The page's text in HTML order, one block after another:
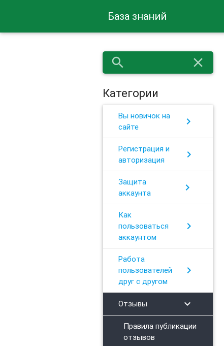
База знаний
search close
Категории
Вы новичок на
сайте
chevron_right
Регистрация и
авторизация
chevron_right
Защита
аккаунта
chevron_right
Как
пользоваться
аккаунтом
chevron_right
Работа
пользователей
друг с другом
chevron_right
Отзывы chevron_right
Правила публикации
отзывов